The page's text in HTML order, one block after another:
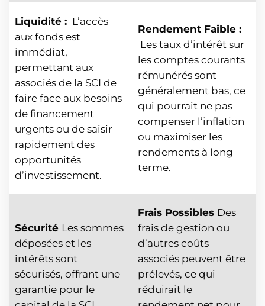
Liquidité : L’accès
aux fonds est
immédiat,
permettant aux
associés de la SCI de
faire face aux besoins
de financement
urgents ou de saisir
rapidement des
opportunités
d’investissement.
Rendement Faible :
Les taux d’intérêt sur
les comptes courants
rémunérés sont
généralement bas, ce
qui pourrait ne pas
compenser l’inflation
ou maximiser les
rendements à long
terme.
Sécurité Les sommes
déposées et les
intérêts sont
sécurisés, offrant une
garantie pour le
Frais Possibles Des
frais de gestion ou
d’autres coûts
associés peuvent être
prélevés, ce qui
réduirait le